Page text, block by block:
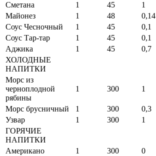
Сметана
1 45 1
Майонез
1 48 0,14
Соус Чесночный
1 45 0,1
Соус Тар-тар
1 45 0,1
Аджика
1 45 0,7
ХОЛОДНЫЕ
НАПИТКИ
Морс из
черноплодной
рябины
1 300 1
Морс брусничный 1 300 0,3
Узвар
1 300 1
ГОРЯЧИЕ
НАПИТКИ
Американо
1 300 0